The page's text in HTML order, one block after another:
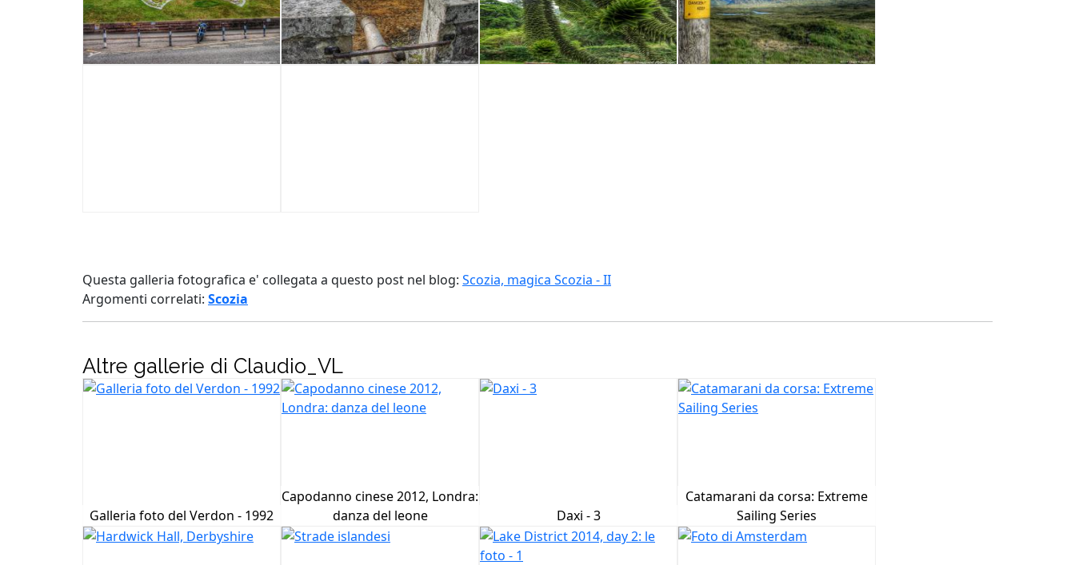
Questa galleria fotografica e' collegata a questo post nel blog: Scozia, magica Scozia - II
Argomenti correlati: Scozia
Altre gallerie di Claudio_VL
Galleria foto del Verdon - 1992
Capodanno cinese 2012, Londra:
danza del leone
Daxi - 3
Catamarani da corsa: Extreme
Sailing Series